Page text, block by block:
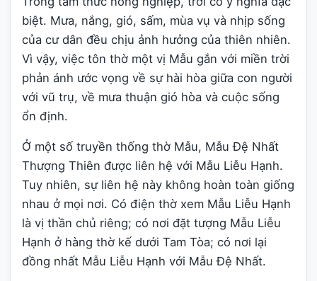
biệt. Mưa, nắng, gió, sấm, mùa vụ và nhịp sống
của cư dân đều chịu ảnh hưởng của thiên nhiên.
Vì vậy, việc tôn thờ một vị Mẫu gắn với miền trời
phản ánh ước vọng về sự hài hòa giữa con người
với vũ trụ, về mưa thuận gió hòa và cuộc sống
ổn định.
Ở một số truyền thống thờ Mẫu, Mẫu Đệ Nhất
Thượng Thiên được liên hệ với Mẫu Liễu Hạnh.
Tuy nhiên, sự liên hệ này không hoàn toàn giống
nhau ở mọi nơi. Có điện thờ xem Mẫu Liễu Hạnh
là vị thần chủ riêng; có nơi đặt tượng Mẫu Liễu
Hạnh ở hàng thờ kế dưới Tam Tòa; có nơi lại
đồng nhất Mẫu Liễu Hạnh với Mẫu Đệ Nhất.